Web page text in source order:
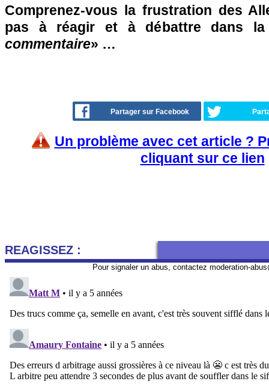
Comprenez-vous la frustration des
pas à réagir et à débattre dans
commentaire» …
Partager sur Facebook
Un problème avec cet article ?
cliquant sur ce lien
REAGISSEZ :
Pour signaler un abus, contactez moderation-